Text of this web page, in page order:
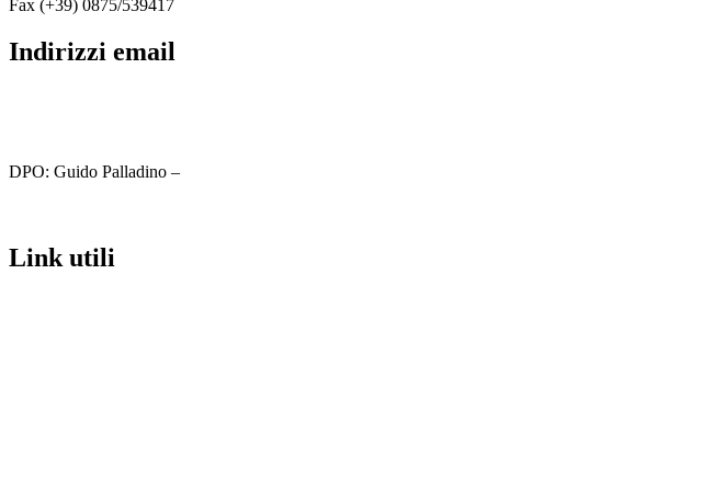
Fax (+39) 0875/539417
indirizzi email
DPO: Guido Palladino –
link utili